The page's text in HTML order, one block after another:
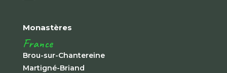
Monastères
France
Brou-sur-Chantereine
Martigné-Briand